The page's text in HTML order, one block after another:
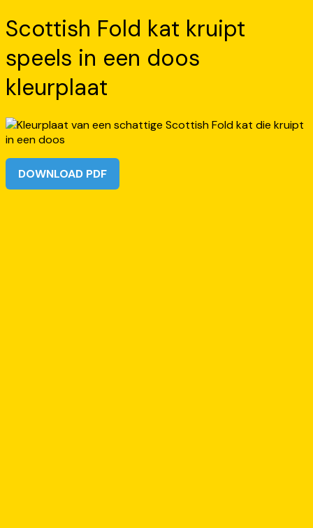
Scottish Fold kat kruipt
speels in een doos
kleurplaat
DOWNLOAD PDF